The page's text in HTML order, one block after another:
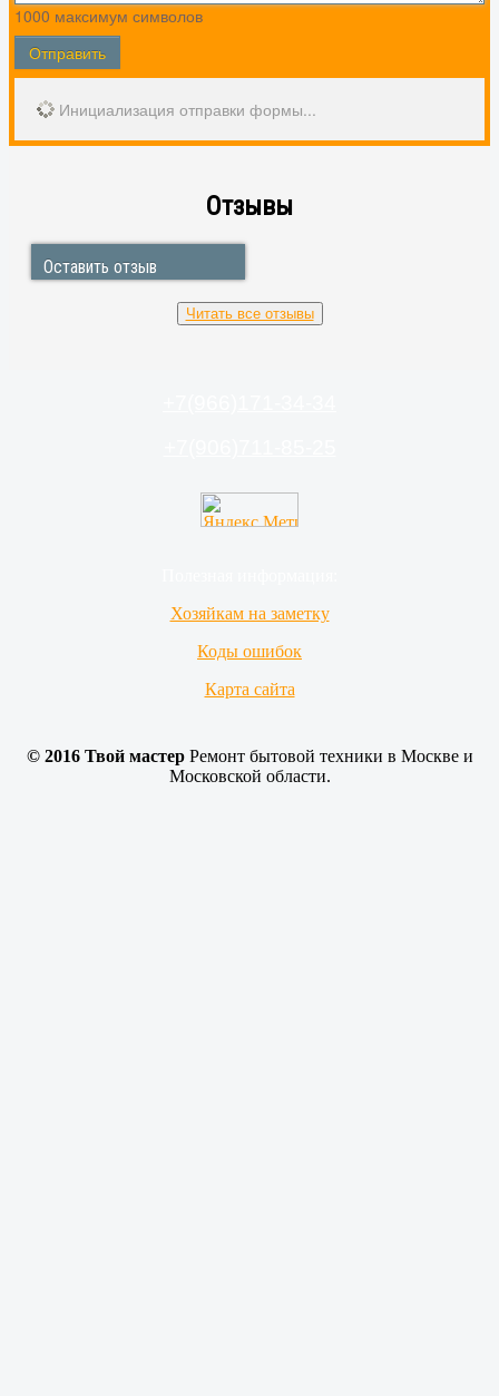
1000максимум символов
Отправить
Инициализация отправки формы...
Отзывы
17.09.2023 ЛилияБалашиха Авиаторов
Ремонтировала электроплиту Дарина,
Оставить отзыв
Читать все отзывы
Хозяйкам на заметку
Коды ошибок
Карта сайта
© 2016 Твой мастерРемонт бытовой техники в Москве и
Московской области.